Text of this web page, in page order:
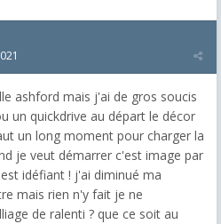
ashford mais j'ai de gros soucis
un quickdrive au départ le décor
un long moment pour charger la
je veut démarrer c'est image par
idéfiant ! j'ai diminué ma
mais rien n'y fait je ne
de ralenti ? que ce soit au